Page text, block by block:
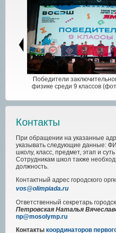
Победители
физике среди 9 классов
Контакты
При обращении на указанные
указывать следующие данные:
школу, класс, предмет, этап и
Сотрудникам школ также
должность.
Контактный адрес городского
vos@olimpiada.ru
Ответственный секретарь
Петровская Наталья
np@mosolymp.ru
Контакты координаторов